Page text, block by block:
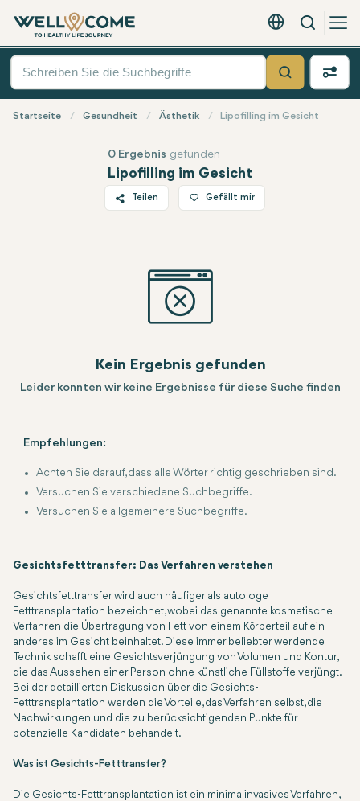
Deutsch - EUR
Suche
Quick
Suche
Startseite Gesundheit Ästhetik Lipofilling im Gesicht
Lipofilling im Gesicht
0 Ergebnis gefunden
Teilen
WhatsApp
Gefällt mir
Kein Ergebnis gefunden
Leider konnten wir keine Ergebnisse für diese Suche finden
Empfehlungen:
Achten Sie darauf, dass alle Wörter richtig geschrieben sind.
Versuchen Sie verschiedene Suchbegriffe.
Versuchen Sie allgemeinere Suchbegriffe.
Gesichtsfetttransfer: Das Verfahren verstehen
Gesichtsfetttransfer wird auch häufiger als autologe
Fetttransplantation bezeichnet, wobei das genannte kosmetische
Verfahren die Übertragung von Fett von einem Körperteil auf ein
anderes im Gesicht beinhaltet. Diese immer beliebter werdende
Technik schafft eine Gesichtsverjüngung von Volumen und Kontur,
die das Aussehen einer Person ohne künstliche Füllstoffe verjüngt.
Bei der detaillierten Diskussion über die Gesichts-
Fetttransplantation werden die Vorteile, das Verfahren selbst, die
Nachwirkungen und die zu berücksichtigenden Punkte für
potenzielle Kandidaten behandelt.
Was ist Gesichts-Fetttransfer?
Die Gesichts-Fetttransplantation ist ein minimalinvasives Verfahren,